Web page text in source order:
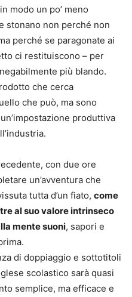
modo un po’ meno
stonano non perché non
perché se paragonate ai
ci restituiscono – per
più blando.
che cerca
che può, ma sono
produttiva
con due ore
un’avventura che
tutta d’un fiato, come
al suo valore intrinseco
mente suoni, sapori e
di doppiaggio e sottotitoli
scolastico sarà quasi
semplice, ma efficace e